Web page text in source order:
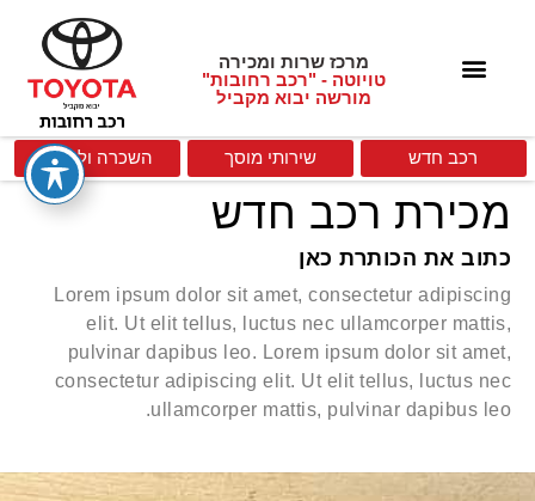
מרכז שרות ומכירה
טויוטה - "רכב רחובות"
מורשה יבוא מקביל
השכרה וליסינג שירותי מוסך רכב חדש
מכירת רכב חדש
כתוב את הכותרת כאן
Lorem ipsum dolor sit amet, consectetur adipiscing
elit. Ut elit tellus, luctus nec ullamcorper mattis,
pulvinar dapibus leo. Lorem ipsum dolor sit amet,
consectetur adipiscing elit. Ut elit tellus, luctus nec
ullamcorper mattis, pulvinar dapibus leo.